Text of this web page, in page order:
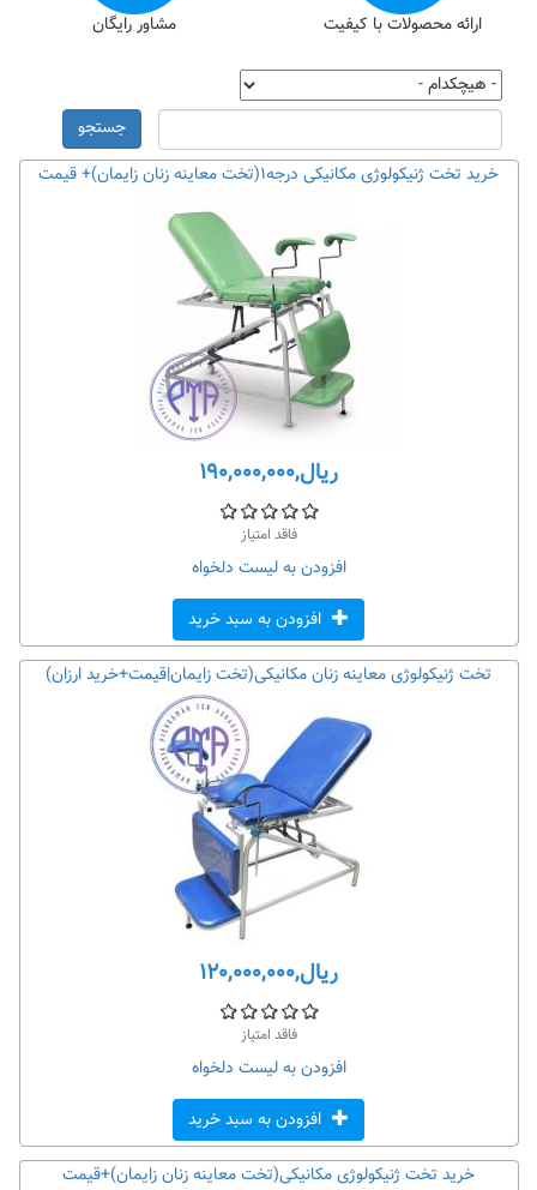
مشاور رایگان ارائه محصولات با کیفیت
جستجو
خرید تخت ژنیکولوژی مکانیکی درجه۱(تخت معاینه زنان زایمان)+ قیمت
ریال,۱۹۰,۰۰۰,۰۰۰
فاقد امتیاز
افزودن به لیست دلخواه
افزودن به سبد خرید
تخت ژنیکولوژی معاینه زنان مکانیکی(تخت زایمان|قیمت+خرید ارزان)
ریال,۱۲۰,۰۰۰,۰۰۰
فاقد امتیاز
افزودن به لیست دلخواه
افزودن به سبد خرید
خرید تخت ژنیکولوژی مکانیکی(تخت معاینه زنان زایمان)+قیمت